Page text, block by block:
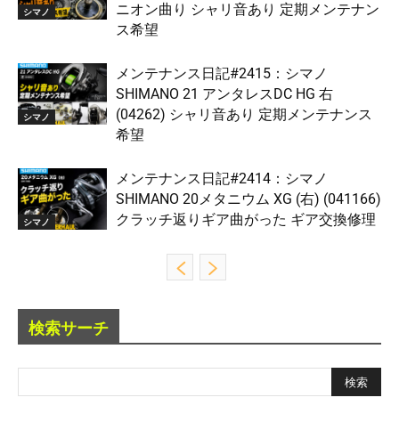
シマノ
ニオン曲り シャリ音あり 定期メンテナン
ス希望
シマノ
メンテナンス日記#2415：シマノ
SHIMANO 21 アンタレスDC HG 右
(04262) シャリ音あり 定期メンテナンス
希望
シマノ
メンテナンス日記#2414：シマノ
SHIMANO 20メタニウム XG (右) (041166)
クラッチ返りギア曲がった ギア交換修理
検索サーチ